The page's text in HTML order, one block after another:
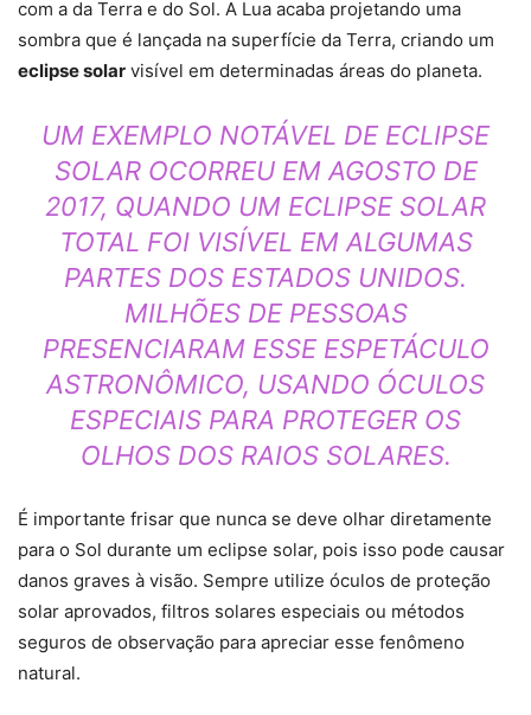
com a da Terra e do Sol. A Lua acaba projetando uma
sombra que é lançada na superfície da Terra, criando um
eclipse solar visível em determinadas áreas do planeta.
UM EXEMPLO NOTÁVEL DE ECLIPSE
SOLAR OCORREU EM AGOSTO DE
2017, QUANDO UM ECLIPSE SOLAR
TOTAL FOI VISÍVEL EM ALGUMAS
PARTES DOS ESTADOS UNIDOS.
MILHÕES DE PESSOAS
PRESENCIARAM ESSE ESPETÁCULO
ASTRONÔMICO, USANDO ÓCULOS
ESPECIAIS PARA PROTEGER OS
OLHOS DOS RAIOS SOLARES.
É importante frisar que nunca se deve olhar diretamente
para o Sol durante um eclipse solar, pois isso pode causar
danos graves à visão. Sempre utilize óculos de proteção
solar aprovados, filtros solares especiais ou métodos
seguros de observação para apreciar esse fenômeno
natural.